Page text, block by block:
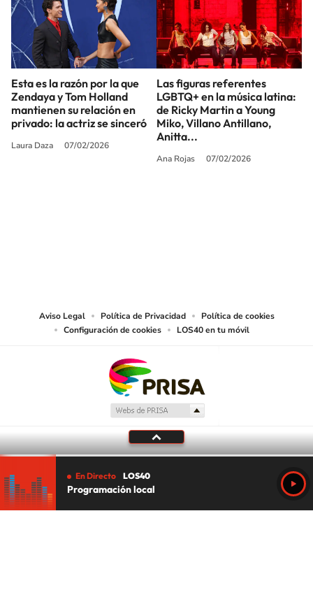
Esta es la razón por la que
Zendaya y Tom Holland
mantienen su relación en
privado: la actriz se sinceró
Laura Daza 07/02/2026
Las figuras referentes
LGBTQ+ en la música latina:
de Ricky Martin a Young
Miko, Villano Antillano,
Anitta...
Ana Rojas 07/02/2026
Aviso Legal Política de Privacidad
Política de cookies
Configuración de cookies
LOS40 en tu móvil
En Directo LOS40
Programación local